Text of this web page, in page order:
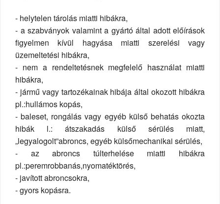
- helytelen tárolás miatti hibákra,
- a szabványok valamint a gyártó által adott előírások
figyelmen kívül hagyása miatti szerelési vagy
üzemeltetési hibákra,
- nem a rendeltetésnek megfelelő használat miatti
hibákra,
- jármű vagy tartozékainak hibája által okozott hibákra
pl.:hullámos kopás,
- baleset, rongálás vagy egyéb külső behatás okozta
hibák l.: átszakadás külső sérülés miatt,
„legyalogolt”abroncs, egyéb külsőmechanikai sérülés,
- az abroncs túlterhelése miatti hibákra
pl.:peremrobbanás,nyomatéktörés,
- javított abroncsokra,
- gyors kopásra.